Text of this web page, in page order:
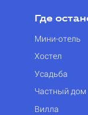
Где
Мини-отель
Хостел
Усадьба
Частный дом
Вилла